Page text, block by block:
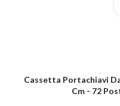
Cassetta Portachiavi
Cm - 72